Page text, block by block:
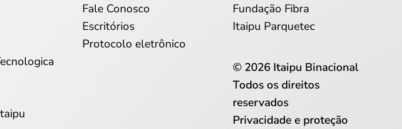
Fale Conosco
Escritórios
Protocolo eletrônico
Fundação Fibra
Itaipu Parquetec
© 2026 Itaipu Binacional
Todos os direitos
reservados
Privacidade e proteção